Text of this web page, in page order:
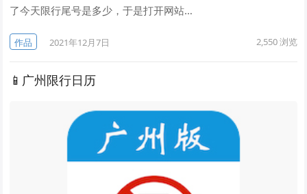
了今天限行尾号是多少，于是打开网站…
作品 2021年12月7日 2,550浏览
📱广州限行日历